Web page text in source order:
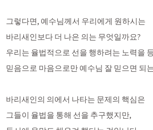
그렇다면, 예수님께서 우리에게 원하시는
바리새인보다 더 나은 의는 무엇일까요?
우리는 율법적으로 선을 행하려는 노력을
믿음으로 마음으로만 예수님 잘 믿으면 되
바리새인의 의에서 나타는 문제의 핵심은
그들이 율법을 통해 선을 추구했지만,